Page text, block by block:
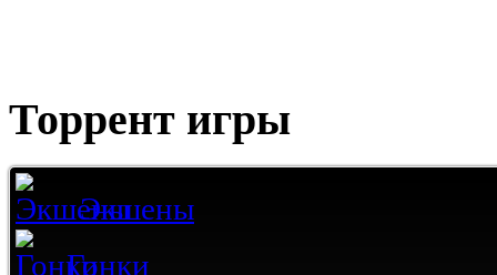
Торрент игры
Экшены
Гонки